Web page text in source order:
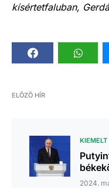
kísértetfaluban,
ELŐZŐ HÍR
KIEMELT
2024.